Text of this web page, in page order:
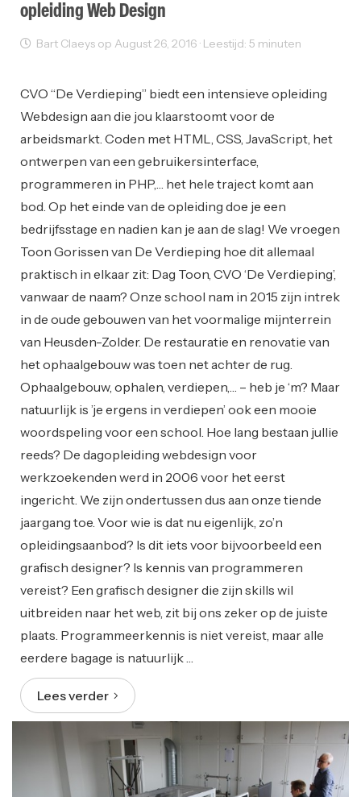
opleiding Web Design
Bart Claeys op August 26, 2016 · Leestijd: 5 minuten
CVO “De Verdieping” biedt een intensieve opleiding
Webdesign aan die jou klaarstoomt voor de
arbeidsmarkt. Coden met HTML, CSS, JavaScript, het
ontwerpen van een gebruikersinterface,
programmeren in PHP,… het hele traject komt aan
bod. Op het einde van de opleiding doe je een
bedrijfsstage en nadien kan je aan de slag! We vroegen
Toon Gorissen van De Verdieping hoe dit allemaal
praktisch in elkaar zit: Dag Toon, CVO ‘De Verdieping’,
vanwaar de naam? Onze school nam in 2015 zijn intrek
in de oude gebouwen van het voormalige mijnterrein
van Heusden-Zolder. De restauratie en renovatie van
het ophaalgebouw was toen net achter de rug.
Ophaalgebouw, ophalen, verdiepen,… – heb je ‘m? Maar
natuurlijk is ’je ergens in verdiepen’ ook een mooie
woordspeling voor een school. Hoe lang bestaan jullie
reeds? De dagopleiding webdesign voor
werkzoekenden werd in 2006 voor het eerst
ingericht. We zijn ondertussen dus aan onze tiende
jaargang toe. Voor wie is dat nu eigenlijk, zo’n
opleidingsaanbod? Is dit iets voor bijvoorbeeld een
grafisch designer? Is kennis van programmeren
vereist? Een grafisch designer die zijn skills wil
uitbreiden naar het web, zit bij ons zeker op de juiste
plaats. Programmeerkennis is niet vereist, maar alle
eerdere bagage is natuurlijk …
Lees verder